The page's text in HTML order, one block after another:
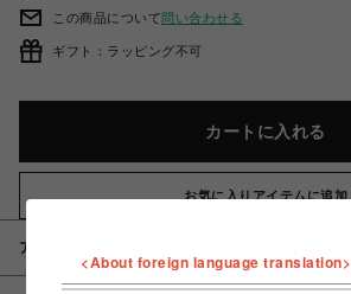
この商品について問い合わせる
ギフト：ラッピング不可
カートに入れる
お気に入りアイテムに追加
アイテム説明 / 素材
<About foreign language translation>